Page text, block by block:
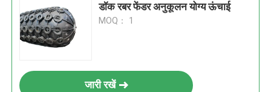
डॉक रबर फेंडर अनुकूलन योग्य ऊंचाई
MOQ： 1
जारी रखें